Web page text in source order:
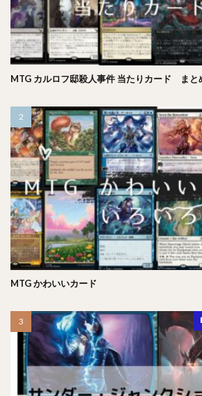
MTG カルロフ邸殺人事件 当たりカード まと
MTG かわいいカード